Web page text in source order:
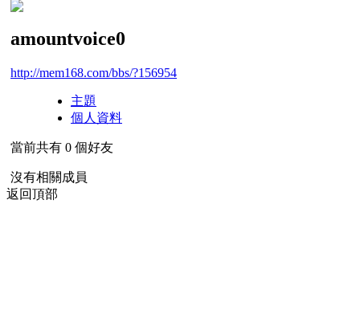
amountvoice0
http://mem168.com/bbs/?156954
主題
個人資料
當前共有 0 個好友
沒有相關成員
返回頂部